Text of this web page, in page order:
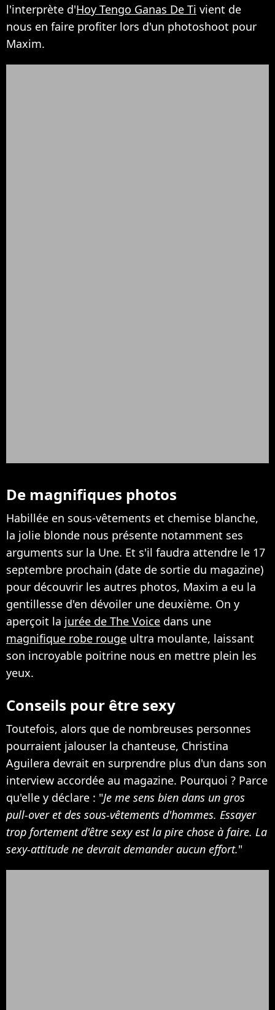
l'interprète d'Hoy Tengo Ganas De Ti vient de
nous en faire profiter lors d'un photoshoot pour
Maxim.
De magnifiques photos
Habillée en sous-vêtements et chemise blanche,
la jolie blonde nous présente notamment ses
arguments sur la Une. Et s'il faudra attendre le 17
septembre prochain (date de sortie du magazine)
pour découvrir les autres photos, Maxim a eu la
gentillesse d'en dévoiler une deuxième. On y
aperçoit la jurée de The Voice dans une
magnifique robe rouge ultra moulante, laissant
son incroyable poitrine nous en mettre plein les
yeux.
Conseils pour être sexy
Toutefois, alors que de nombreuses personnes
pourraient jalouser la chanteuse, Christina
Aguilera devrait en surprendre plus d'un dans son
interview accordée au magazine. Pourquoi ? Parce
qu'elle y déclare : "Je me sens bien dans un gros
pull-over et des sous-vêtements d'hommes. Essayer
trop fortement d'être sexy est la pire chose à faire. La
sexy-attitude ne devrait demander aucun effort."